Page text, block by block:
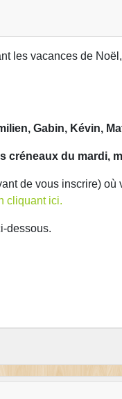
les vacances de
Gabin, Kévin,
créneaux du mardi,
de vous inscrire)
cliquant ici.
dessous.